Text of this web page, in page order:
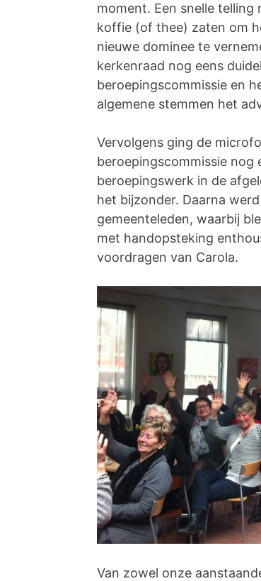
moment. Een snelle telling
koffie (of thee) zaten om
nieuwe dominee te
kerkenraad nog eens
beroepingscommissie en
algemene stemmen het
Vervolgens ging de
beroepingscommissie nog
beroepingswerk in de
het bijzonder. Daarna
gemeenteleden, waarbij
met handopsteking
voordragen van Carola.
Van zowel onze